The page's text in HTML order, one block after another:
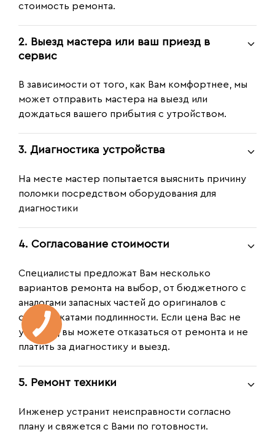
стоимость ремонта.
2. Выезд мастера или ваш приезд в
сервис
В зависимости от того, как Вам комфортнее, мы
может отправить мастера на выезд или
дождаться вашего прибытия с утройством.
3. Диагностика устройства
На месте мастер попытается выяснить причину
поломки посредством оборудования для
диагностики
4. Согласование стоимости
Специалисты предложат Вам несколько
вариантов ремонта на выбор, от бюджетного с
аналогами запасных частей до оригиналов с
сертификатами подлинности. Если цена Вас не
устроит, вы можете отказаться от ремонта и не
платить за диагностику и выезд.
5. Ремонт техники
Инженер устранит неисправности согласно
плану и свяжется с Вами по готовности.